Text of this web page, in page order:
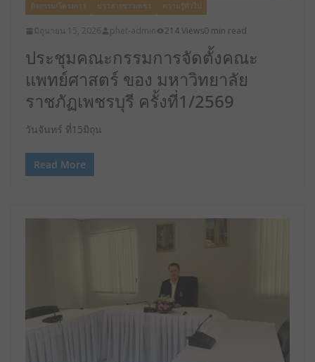
กิจกรรม/โครงการ ข่าวสารชาวเพชร ความรู้ทั่วไป
มิถุนายน 15, 2026 phet-admin 214 Views0 min read
ประชุมคณะกรรมการจัดตั้งคณะ
แพทย์ศาสตร์ ของ มหาวิทยาลัย
ราชภัฏเพชรบุรี ครั้งที่1/2569
วันจันทร์ ที่15มิถุน
Read More